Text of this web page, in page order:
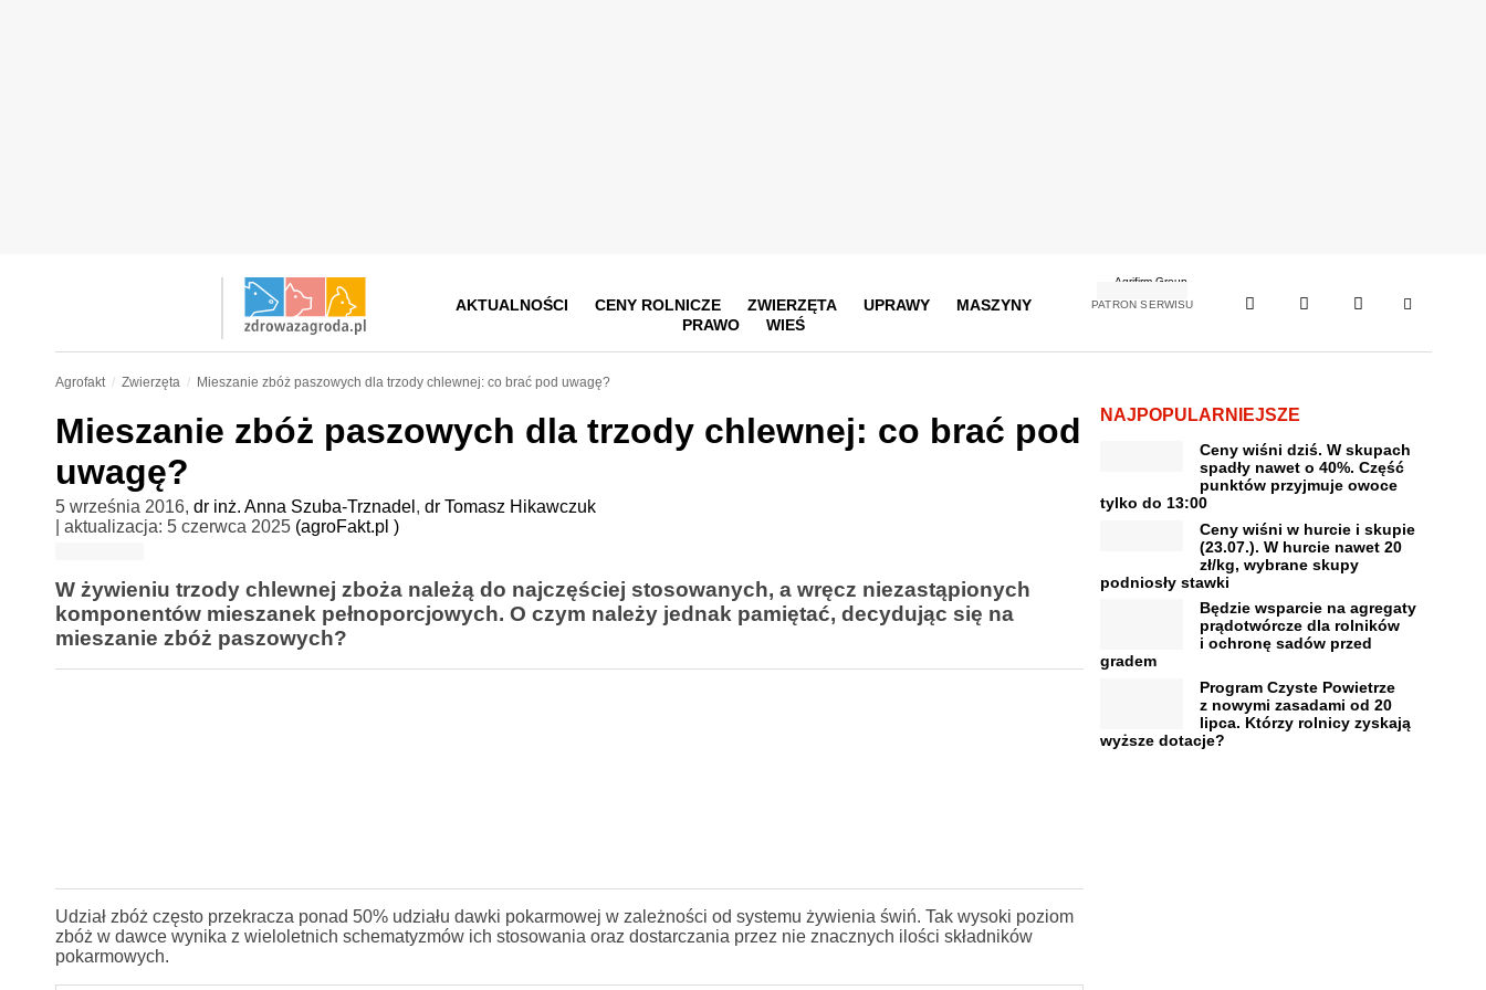
AKTUALNOŚCI CENY ROLNICZE ZWIERZĘTA UPRAWY
MASZYNY
PRAWO
WIEŚ
PATRON SERWISU
Agrofakt Zwierzęta Mieszanie zbóż paszowych dla trzody chlewnej: co brać pod uwagę?
Mieszanie zbóż paszowych dla trzody chlewnej: co brać pod
uwagę?
5 września 2016, dr inż. Anna Szuba-Trznadel , dr Tomasz Hikawczuk
| aktualizacja: 5 czerwca 2025(agroFakt.pl )
W żywieniu trzody chlewnej zboża należą do najczęściej stosowanych, a wręcz niezastąpionych
komponentów mieszanek pełnoporcjowych. O czym należy jednak pamiętać, decydując się na
mieszanie zbóż paszowych?
Udział zbóż często przekracza ponad 50% udziału dawki pokarmowej w zależności od systemu żywienia świń. Tak wysoki poziom
zbóż w dawce wynika z wieloletnich schematyzmów ich stosowania oraz dostarczania przez nie znacznych ilości składników
pokarmowych.
NAJPOPULARNIEJSZE
Ceny wiśni dziś. W skupach
spadły nawet o 40%. Część
punktów przyjmuje owoce
tylko do 13:00
Ceny wiśni w hurcie i skupie
(23.07.). W hurcie nawet 20
zł/kg, wybrane skupy
podniosły stawki
Będzie wsparcie na agregaty
prądotwórcze dla rolników
i ochronę sadów przed
gradem
Program Czyste Powietrze
z nowymi zasadami od 20
lipca. Którzy rolnicy zyskają
wyższe dotacje?